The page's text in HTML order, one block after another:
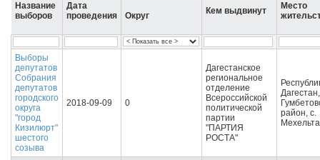
Название
выборов
Дата
проведения
Округ Кем выдвинут
Место
Выборы
депутатов
Собрания
депутатов
городского
округа
"город
Кизилюрт"
шестого
созыва
2018-09-09 0
Дагестанское
региональное
отделение
Всероссийской
политической
партии
"ПАРТИЯ
РОСТА"
Дагестан,
район, с.
Мехельта